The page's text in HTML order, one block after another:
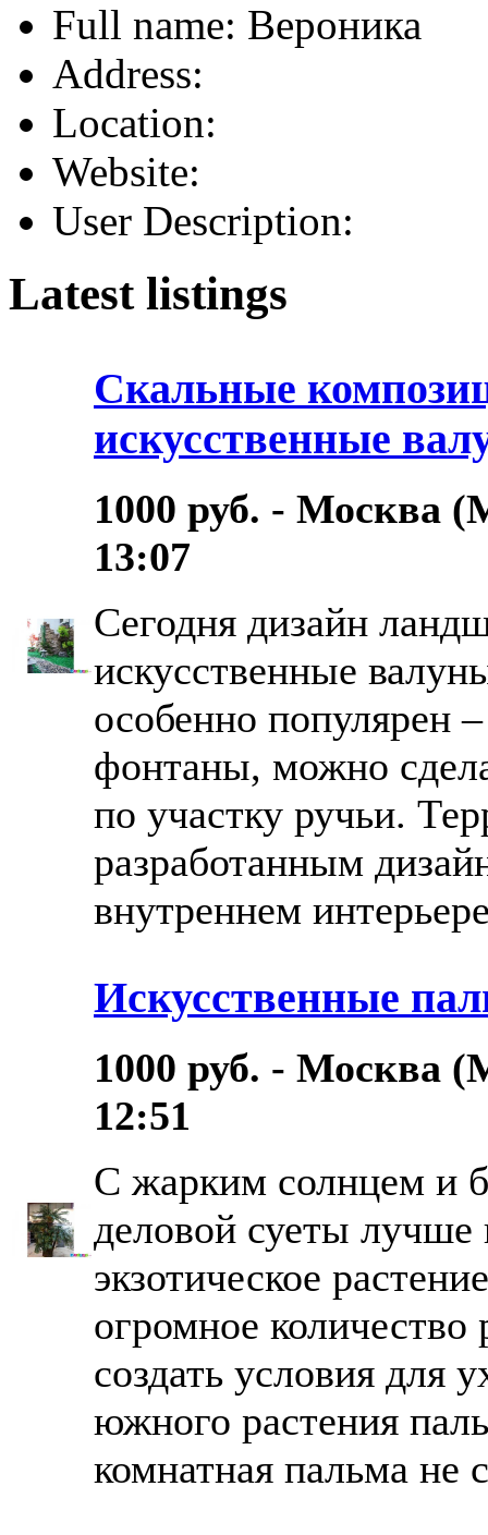
Full name: Вероника
Address:
Location:
Website:
User Description:
Latest listings
Скальные
искусственные
1000 руб. - Москва
13:07
Сегодня дизайн
искусственные
особенно популярен
фонтаны, можно
по участку ручьи.
разработанным
внутреннем
Искусственные
1000 руб. - Москва
12:51
С жарким солнцем и
деловой суеты лучше
экзотическое
огромное
создать условия для
южного растения
комнатная пальма не